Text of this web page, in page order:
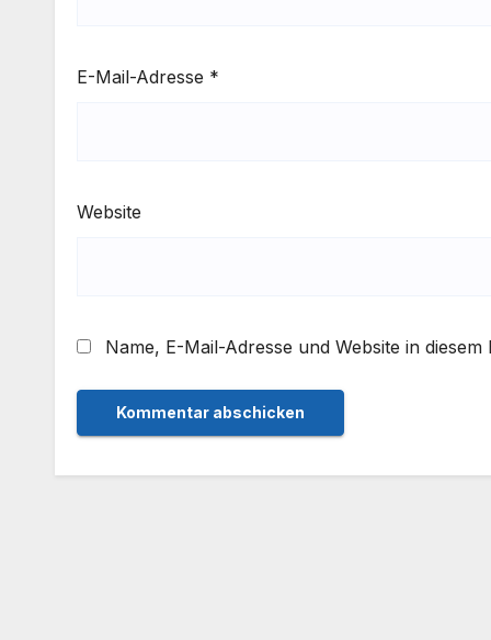
E-Mail-Adresse *
Website
Name, E-Mail-Adresse und Website in